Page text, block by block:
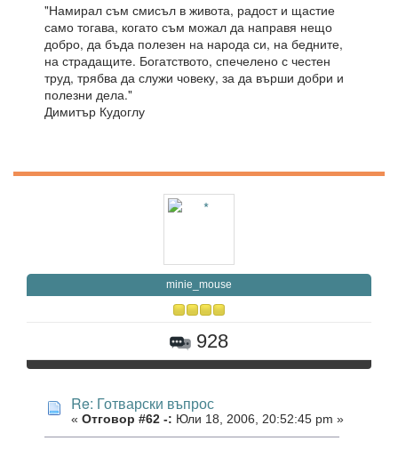
"Намирал съм смисъл в живота, радост и щастие
само тогава, когато съм можал да направя нещо
добро, да бъда полезен на народа си, на бедните,
на страдащите. Богатството, спечелено с честен
труд, трябва да служи човеку, за да върши добри и
полезни дела."
Димитър Кудоглу
minie_mouse
928
Re: Готварски въпрос
« Отговор #62 -: Юли 18, 2006, 20:52:45 pm »